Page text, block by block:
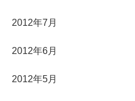
2012年7月
2012年6月
2012年5月